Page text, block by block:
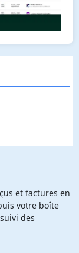
et factures en
votre boîte
des